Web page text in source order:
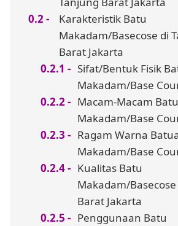
Karakteristik Batu
Makadam/Basecose di
Barat Jakarta
Sifat/Bentuk Fisik
Makadam/Base
Macam-Macam
Makadam/Base
Ragam Warna
Makadam/Base
Kualitas Batu
Makadam/
Barat Jakarta
Penggunaan Batu